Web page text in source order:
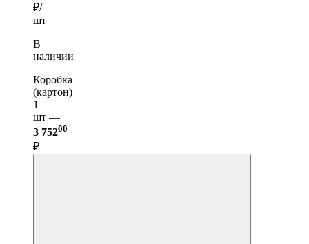
₽/
шт
В
наличии
Коробка
(картон)
1
шт —
3 75200
₽